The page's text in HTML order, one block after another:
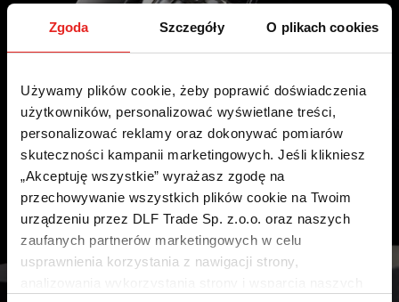
Zgoda Szczegóły O plikach cookies
Używamy plików cookie, żeby poprawić doświadczenia
użytkowników, personalizować wyświetlane treści,
personalizować reklamy oraz dokonywać pomiarów
skuteczności kampanii marketingowych. Jeśli klikniesz
„Akceptuję wszystkie” wyrażasz zgodę na
przechowywanie wszystkich plików cookie na Twoim
urządzeniu przez DLF Trade Sp. z.o.o. oraz naszych
zaufanych partnerów marketingowych w celu
usprawnienia korzystania z nawigacji strony,